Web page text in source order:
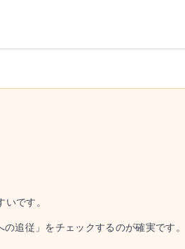
です。
追従」をチェックするのが確実です。